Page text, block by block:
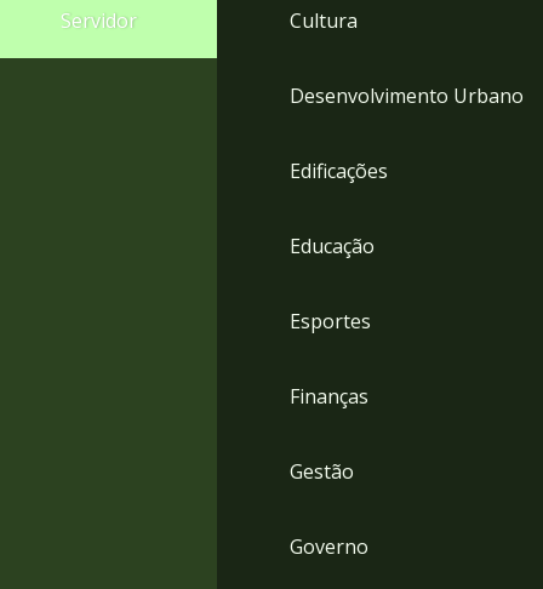
Servidor Cultura
Desenvolvimento Urbano
Edificações
Educação
Esportes
Finanças
Gestão
Governo